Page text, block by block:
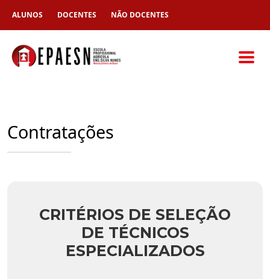
ALUNOS DOCENTES NÃO DOCENTES
Contratações
CRITÉRIOS DE SELEÇÃO
DE TÉCNICOS
ESPECIALIZADOS